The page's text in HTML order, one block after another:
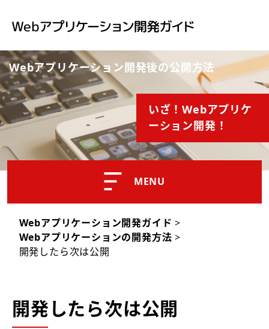
Webアプリケーション開発後の公開方法
いざ！Webアプリケ
ーション開発！
MENU
Webアプリケーション開発ガイド >
Webアプリケーションの開発方法 >
開発したら次は公開
開発したら次は公開